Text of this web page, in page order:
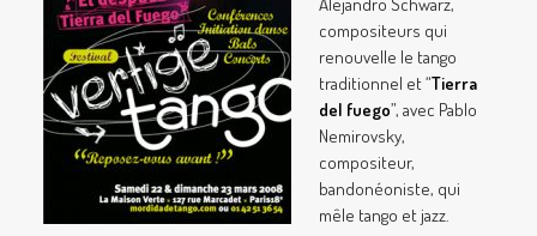
compositeurs qui
renouvelle le tango
traditionnel et “Tierra
del fuego”, avec Pablo
Nemirovsky,
compositeur,
bandonéoniste, qui
mêle tango et jazz.